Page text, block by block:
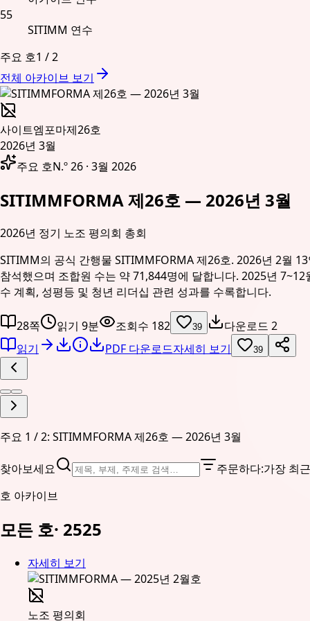
55
SITIMM 연수
주요 호1 /2
전체 아카이브 보기
사이트엠포마제26호
2026년 3월
주요 호N.º 26 · 3월 2026
SITIMMFORMA 제26호 — 2026년 3월
2026년 정기 노조 평의회 총회
SITIMM의 공식 간행물 SITIMMFORMA 제26호. 2026년 2월
참석했으며 조합원 수는 약 71,844명에 달합니다. 2025년
수 계획, 성평등 및 청년 리더십 관련 성과를 수록합니다.
28쪽 읽기 9분 조회수 182 39
다운로드 2
읽기
PDF 다운로드자세히 보기 39
주요 1 / 2: SITIMMFORMA 제26호 — 2026년 3월
찾아보세요 주문하다:가장 최근
호 아카이브
모든 호· 2525
자세히 보기
노조 평의회